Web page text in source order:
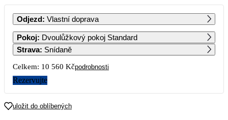
PO ÚT ST ČT PÁ SO NE
1 2 3 4 5 6
7 8 9 10 11 12 13
5 280 5 280 5 280 5 280
21
Odjezd: Vlastní doprava
Pokoj: Dvoulůžkový pokoj Standard
Strava: Snídaně
Celkem: 10 560 Kčpodrobnosti
Rezervujte
uložit do oblíbených